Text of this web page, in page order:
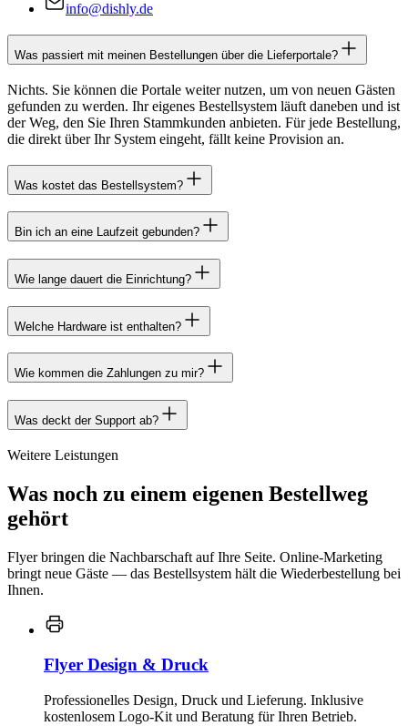
info@dishly.de
Was passiert mit meinen Bestellungen über die Lieferportale?
Nichts. Sie können die Portale weiter nutzen, um von neuen Gästen
gefunden zu werden. Ihr eigenes Bestellsystem läuft daneben und ist
der Weg, den Sie Ihren Stammkunden anbieten. Für jede Bestellung,
die direkt über Ihr System eingeht, fällt keine Provision an.
Was kostet das Bestellsystem?
Bin ich an eine Laufzeit gebunden?
Wie lange dauert die Einrichtung?
Welche Hardware ist enthalten?
Wie kommen die Zahlungen zu mir?
Was deckt der Support ab?
Weitere Leistungen
Was noch zu einem eigenen Bestellweg
gehört
Flyer bringen die Nachbarschaft auf Ihre Seite. Online-Marketing
bringt neue Gäste — das Bestellsystem hält die Wiederbestellung bei
Ihnen.
Flyer Design & Druck
Professionelles Design, Druck und Lieferung. Inklusive
kostenlosem Logo-Kit und Beratung für Ihren Betrieb.